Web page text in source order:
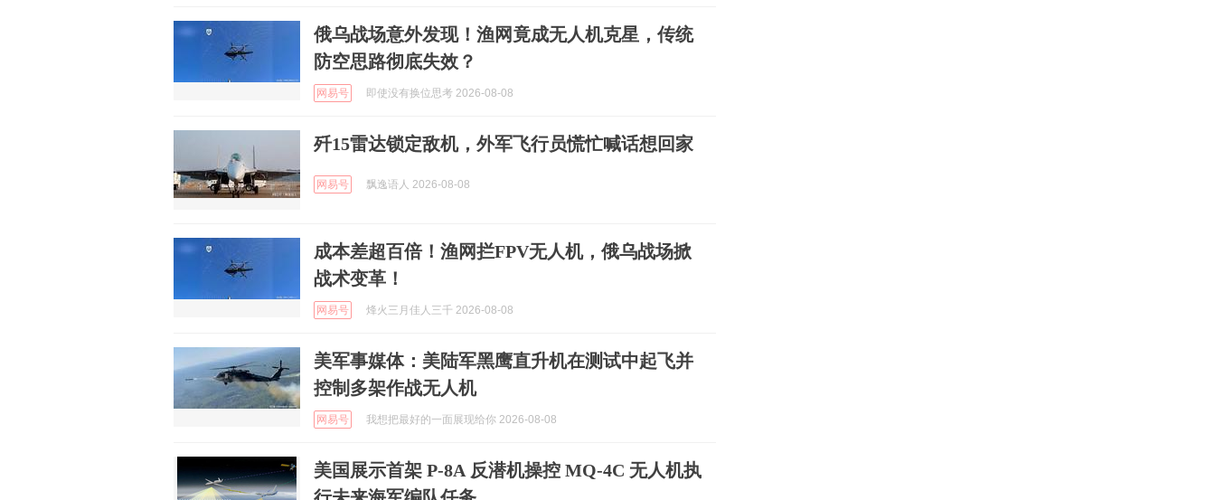
俄乌战场意外发现！渔网竟成无人机克星，传统
防空思路彻底失效？
网易号 即使没有换位思考 2026-08-08
歼15雷达锁定敌机，外军飞行员慌忙喊话想回家
网易号 飘逸语人 2026-08-08
成本差超百倍！渔网拦FPV无人机，俄乌战场掀
战术变革！
网易号 烽火三月佳人三千 2026-08-08
美军事媒体：美陆军黑鹰直升机在测试中起飞并
控制多架作战无人机
网易号 我想把最好的一面展现给你 2026-08-08
美国展示首架 P-8A 反潜机操控 MQ-4C 无人机执